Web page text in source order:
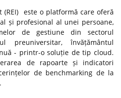
(REI) este o platformă care oferă
și profesional al unei persoane,
de gestiune din sectorul
preuniversitar, învățământul
- printr-o soluție de tip cloud.
de rapoarte și indicatori
de benchmarking de la